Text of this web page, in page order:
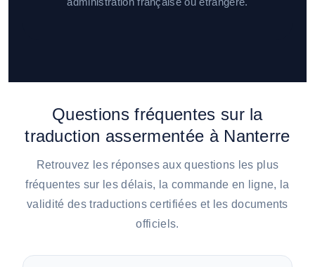
Questions fréquentes sur la
traduction assermentée à Nanterre
Retrouvez les réponses aux questions les plus
fréquentes sur les délais, la commande en ligne, la
validité des traductions certifiées et les documents
officiels.